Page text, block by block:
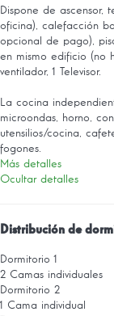
Dispone de ascensor,
oficina), calefacción
opcional de pago),
en mismo edificio (no
ventilador, 1 Televisor.
La cocina
microondas, horno,
utensilios/cocina,
fogones.
Más detalles
Ocultar detalles
Distribución de
Dormitorio 1
2 Camas individuales
Dormitorio 2
1 Cama individual